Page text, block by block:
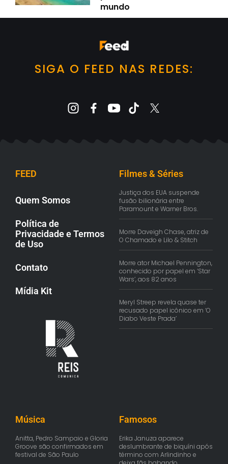
mundo
SIGA O FEED NAS REDES:
FEED
Quem Somos
Política de
Privacidade e Termos
de Uso
Contato
Mídia Kit
Filmes & Séries
Justiça dos EUA suspende
fusão bilionária entre
Paramount e Warner Bros.
Morre Daveigh Chase, atriz de
O Chamado e Lilo & Stitch
Morre ator Michael Pennington,
conhecido por papel em ‘Star
Wars’, aos 82 anos
Meryl Streep revela quase ter
recusado papel icônico em ‘O
Diabo Veste Prada’
Música
Anitta, Pedro Sampaio e Gloria
Groove são confirmados em
festival de São Paulo
Famosos
Erika Januza aparece
deslumbrante de biquíni após
término com Arlindinho e